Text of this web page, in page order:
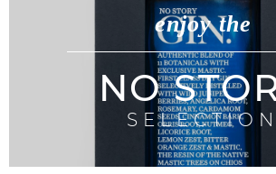
enjoy the
NO
SELECTION